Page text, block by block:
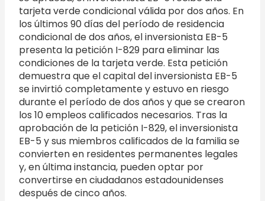
tarjeta verde condicional válida por dos años. En
los últimos 90 días del período de residencia
condicional de dos años, el inversionista EB-5
presenta la petición I-829 para eliminar las
condiciones de la tarjeta verde. Esta petición
demuestra que el capital del inversionista EB-5
se invirtió completamente y estuvo en riesgo
durante el período de dos años y que se crearon
los 10 empleos calificados necesarios. Tras la
aprobación de la petición I-829, el inversionista
EB-5 y sus miembros calificados de la familia se
convierten en residentes permanentes legales
y, en última instancia, pueden optar por
convertirse en ciudadanos estadounidenses
después de cinco años.